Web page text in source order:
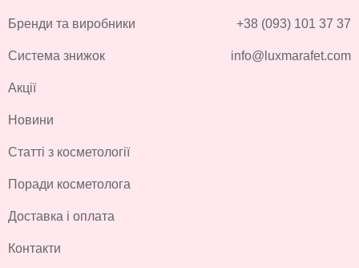
Бренди та виробники
Система знижок
Акції
Новини
Статті з косметології
Поради косметолога
Доставка і оплата
Контакти
+38 (093) 101 37 37
info@luxmarafet.com